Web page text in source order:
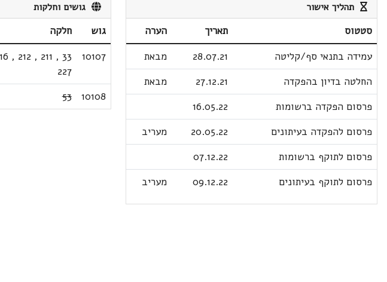
תהליך אישור
סטטוס תאריך
הערה
עמידה בתנאי סף/קליטה
28.07.21
מבאת
החלטה בדיון בהפקדה
27.12.21
מבאת
פרסום הפקדה ברשומות
16.05.22
פרסום להפקדה בעיתונים
20.05.22
מעריב
פרסום לתוקף ברשומות
07.12.22
פרסום לתוקף בעיתונים
09.12.22 מעריב
גושים וחלקות
גוש
חלקה
10107
33
,
211
,
212
,
227
10108
53